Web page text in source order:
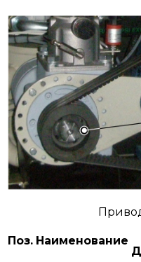
Поз. Наименование